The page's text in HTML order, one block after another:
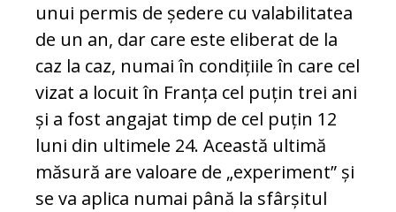
unui permis de ședere cu valabilitatea
de un an, dar care este eliberat de la
caz la caz, numai în condițiile în care cel
vizat a locuit în Franța cel puțin trei ani
și a fost angajat timp de cel puțin 12
luni din ultimele 24. Această ultimă
măsură are valoare de „experiment” și
se va aplica numai până la sfârșitul